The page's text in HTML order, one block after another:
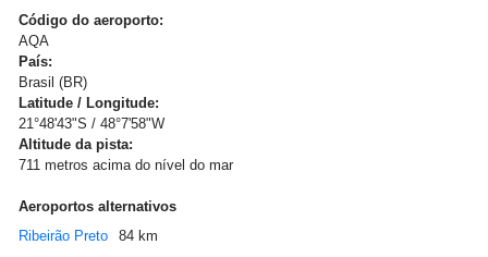
Código do aeroporto:
AQA
País:
Brasil (BR)
Latitude / Longitude:
21°48'43"S / 48°7'58"W
Altitude da pista:
711 metros acima do nível do mar
Aeroportos alternativos
Ribeirão Preto
84 km